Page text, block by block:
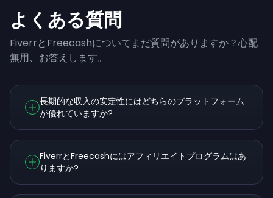
よくある質問
FiverrとFreecashについてまだ質問がありますか？心配
無用、お答えします。
長期的な収入の安定性にはどちらのプラットフォーム
が優れていますか?
FiverrとFreecashにはアフィリエイトプログラムはあ
りますか?